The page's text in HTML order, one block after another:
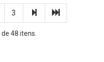
(página
3 (página
atual)
Próxima
página
Última
página
48 itens.